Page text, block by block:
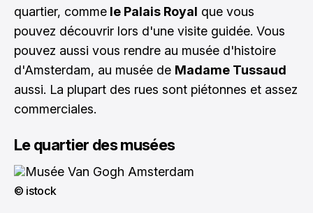
quartier, comme le Palais Royal que vous
pouvez découvrir lors d'une visite guidée. Vous
pouvez aussi vous rendre au musée d'histoire
d'Amsterdam, au musée de Madame Tussaud
aussi. La plupart des rues sont piétonnes et assez
commerciales.
Le quartier des musées
© istock